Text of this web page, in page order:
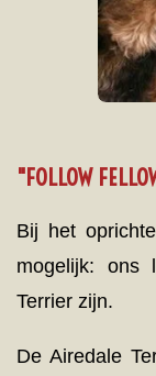
"FOLLOW
Bij het
mogelijk: ons
Terrier zijn.
De Airedale